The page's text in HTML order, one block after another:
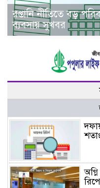
রপ্তানি নীতিতে বড়
ব্যবসায় সুখবর